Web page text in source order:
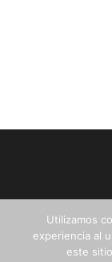
Utilizamos
experiencia al
este